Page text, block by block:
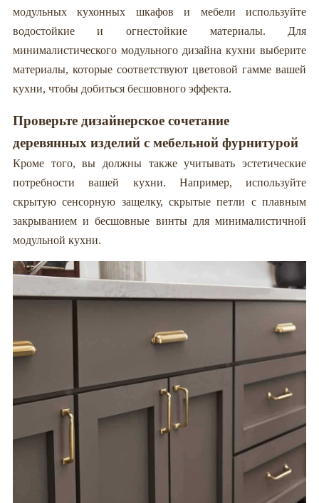
модульных кухонных шкафов и мебели используйте
водостойкие и огнестойкие материалы. Для
минималистического модульного дизайна кухни выберите
материалы, которые соответствуют цветовой гамме вашей
кухни, чтобы добиться бесшовного эффекта.
Проверьте дизайнерское сочетание
деревянных изделий с мебельной фурнитурой
Кроме того, вы должны также учитывать эстетические
потребности вашей кухни. Например, используйте
скрытую сенсорную защелку, скрытые петли с плавным
закрыванием и бесшовные винты для минималистичной
модульной кухни.